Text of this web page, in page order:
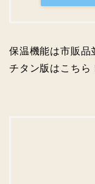
保温機能は市販品
チタン版はこちら